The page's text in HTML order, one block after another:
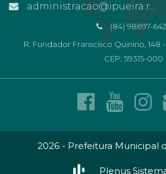
administracao@ipueira.rn.gov.br
(84) 98697-
R. Fundador Franscisco Quinino, 148
CEP: 59315-000
2026 - Prefeitura Municipal
Plenus